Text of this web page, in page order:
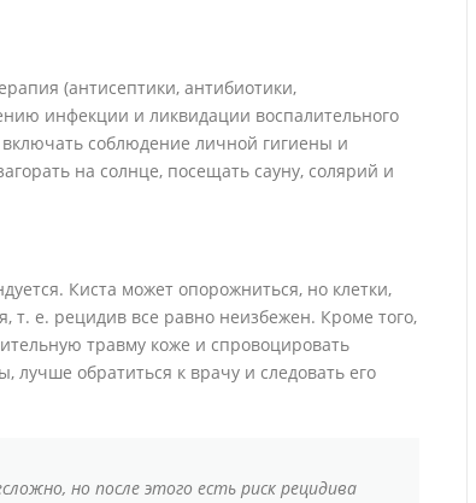
(антисептики, антибиотики,
инфекции и ликвидации воспалительного
соблюдение личной гигиены и
на солнце, посещать сауну, солярий и
Киста может опорожниться, но клетки,
е. рецидив все равно неизбежен. Кроме того,
травму коже и спровоцировать
лучше обратиться к врачу и следовать его
но после этого есть риск рецидива